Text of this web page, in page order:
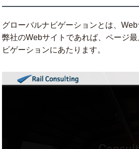
グローバルナビゲーションとは、
弊社のWebサイトであれば、ページ
ビゲーションにあたります。